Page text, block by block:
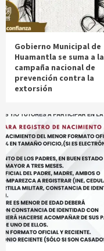
Gobierno Municipal de
Huamantla se suma a la
campaña nacional de
prevención contra la
extorsión